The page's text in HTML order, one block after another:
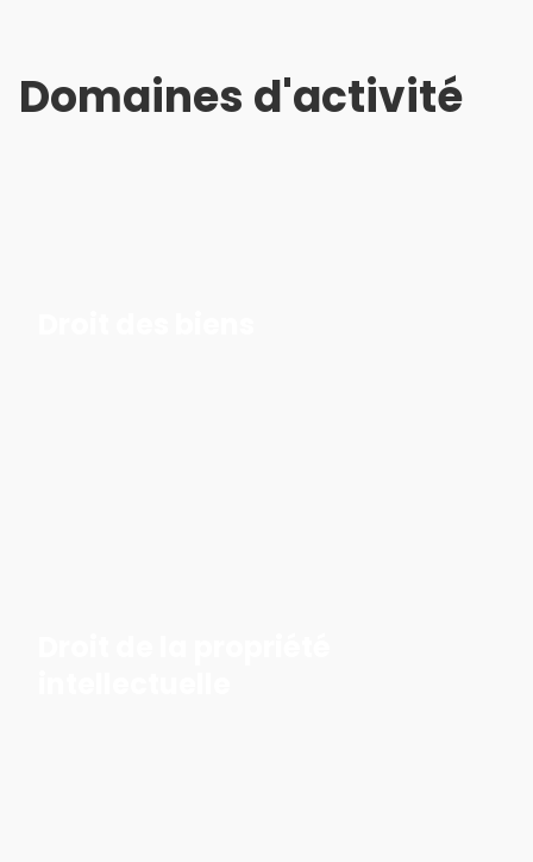
Domaines d'activité